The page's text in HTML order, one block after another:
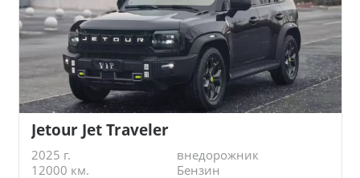
Jetour Jet Traveler
2025 г.
внедорожник
12000 км.
Бензин